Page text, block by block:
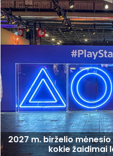
2027 m. birželio
kokie žaidimai